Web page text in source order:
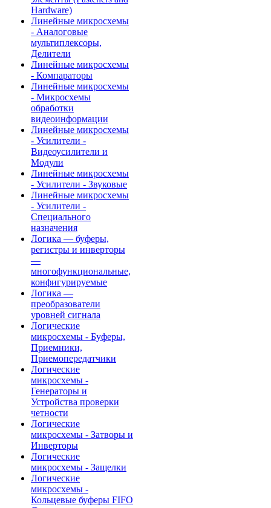
Hardware)
Линейные микросхемы
- Аналоговые
мультиплексоры,
Делители
Линейные микросхемы
- Компараторы
Линейные микросхемы
- Микросхемы
обработки
видеоинформации
Линейные микросхемы
- Усилители -
Видеоусилители и
Модули
Линейные микросхемы
- Усилители - Звуковые
Линейные микросхемы
- Усилители -
Специального
назначения
Логика — буферы,
регистры и инверторы
—
многофункциональные,
конфигурируемые
Логика —
преобразователи
уровней сигнала
Логические
микросхемы - Буферы,
Приемники,
Приемопередатчики
Логические
микросхемы -
Генераторы и
Устройства проверки
четности
Логические
микросхемы - Затворы и
Инверторы
Логические
микросхемы - Защелки
Логические
микросхемы -
Кольцевые буферы FIFO